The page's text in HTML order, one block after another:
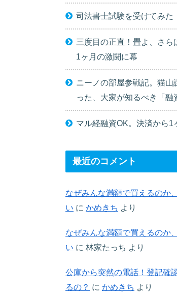
司法書士試験を受けてみた
三度目の正直！畳よ、さら
1ヶ月の激闘に幕
ニーノの部屋参戦記。猫山
った、大家が知るべき「融
マル経融資OK。決済から1
最近のコメント
なぜみんな満額で買えるのか
い に かめきち より
なぜみんな満額で買えるのか
い に 林家たっち より
公庫から突然の電話！登記確
るの？ に かめきち より